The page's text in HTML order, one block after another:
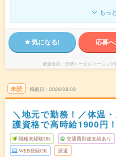
もっ
気になる! 応募
派遣会社 日研トータルソーシン
未読 掲載日 2026/08/03
＼地元で勤務！／体温
護資格で高時給1900円！
職種未経験OK 交通費別途支給あり
WEB登録OK 派遣